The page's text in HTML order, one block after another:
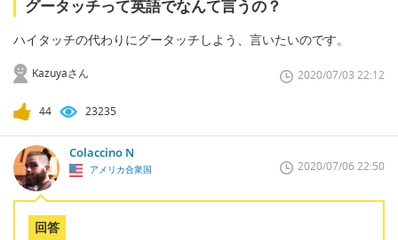
グータッチって英語でなんて言うの？
ハイタッチの代わりにグータッチしよう、言いたいのです。
Kazuyaさん 2020/07/03 22:12
44 23235
Colaccino N
アメリカ合衆国 2020/07/06 22:50
回答